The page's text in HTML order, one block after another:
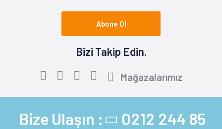
Abone Ol
Bizi Takip Edin.
Mağazalarımız
Bize Ulaşın : 0212 244 85